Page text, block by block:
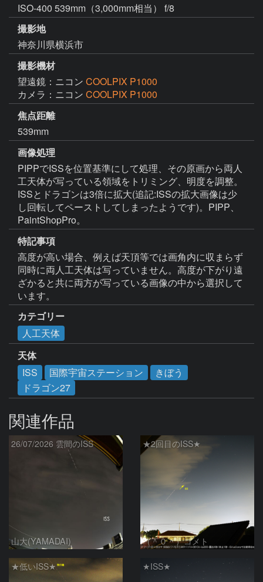
ISO-400 539mm（3,000mm相当） f/8
撮影地
神奈川県横浜市
撮影機材
望遠鏡：ニコン COOLPIX P1000
カメラ：ニコン COOLPIX P1000
焦点距離
539mm
画像処理
PIPPでISSを位置基準にして処理、その原画から両人
工天体が写っている領域をトリミング、明度を調整。
ISSとドラゴンは3倍に拡大(追記:ISSの拡大画像は少
し回転してペーストしてしまったようです)。PIPP、
PaintShopPro。
特記事項
高度が高い場合、例えば天頂等では画角内に収まらず
同時に両人工天体は写っていません。高度が下がり遠
ざかると共に両方が写っている画像の中から選択して
います。
カテゴリー
人工天体
天体
ISS
国際宇宙ステーション
きぼう
ドラゴン27
関連作品
26/07/2026 雲間のISS
山大(YAMADAI)
★2回目のISS★
（＾０＾）コメト
★低いISS★ ★ISS★